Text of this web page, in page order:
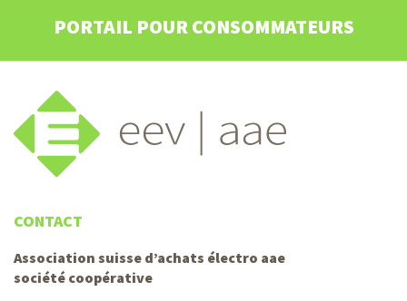
PORTAIL POUR CONSOMMATEURS
CONTACT
Association suisse d’achats électro aae
société coopérative